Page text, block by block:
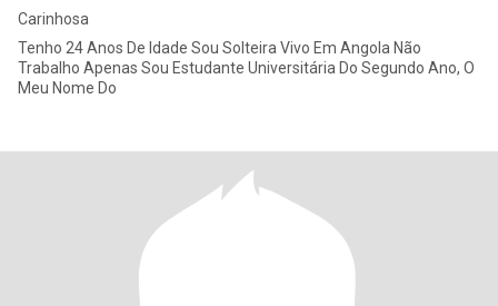
Carinhosa
Tenho 24 Anos De Idade Sou Solteira Vivo Em Angola Não
Trabalho Apenas Sou Estudante Universitária Do Segundo Ano, O
Meu Nome Do